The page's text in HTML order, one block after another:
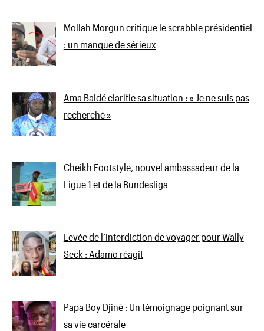
Mollah Morgun critique le scrabble présidentiel
: un manque de sérieux
Ama Baldé clarifie sa situation : « Je ne suis pas
recherché »
Cheikh Footstyle, nouvel ambassadeur de la
Ligue 1 et de la Bundesliga
Levée de l’interdiction de voyager pour Wally
Seck : Adamo réagit
Papa Boy Djiné : Un témoignage poignant sur
sa vie carcérale